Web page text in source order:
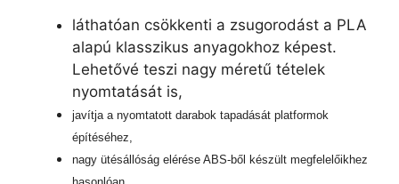
láthatóan csökkenti a zsugorodást a PLA
alapú klasszikus anyagokhoz képest.
Lehetővé teszi nagy méretű tételek
nyomtatását is,
javítja a nyomtatott darabok tapadását platformok
építéséhez,
nagy ütésállóság elérése ABS-ből készült megfelelőikhez